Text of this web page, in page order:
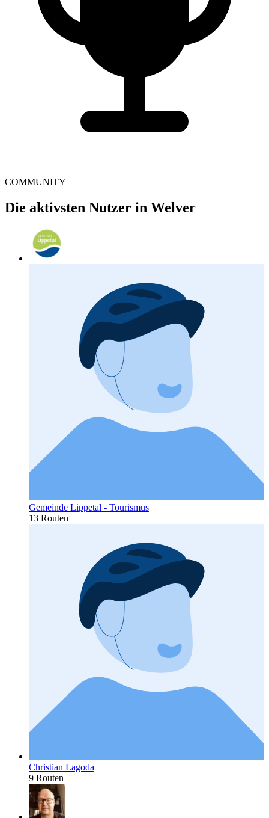
COMMUNITY
Die aktivsten Nutzer in Welver
Gemeinde Lippetal - Tourismus
13 Routen
Christian Lagoda
9 Routen